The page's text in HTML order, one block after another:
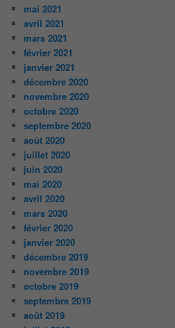
mai 2021
avril 2021
mars 2021
février 2021
janvier 2021
décembre 2020
novembre 2020
octobre 2020
septembre 2020
août 2020
juillet 2020
juin 2020
mai 2020
avril 2020
mars 2020
février 2020
janvier 2020
décembre 2019
novembre 2019
octobre 2019
septembre 2019
août 2019